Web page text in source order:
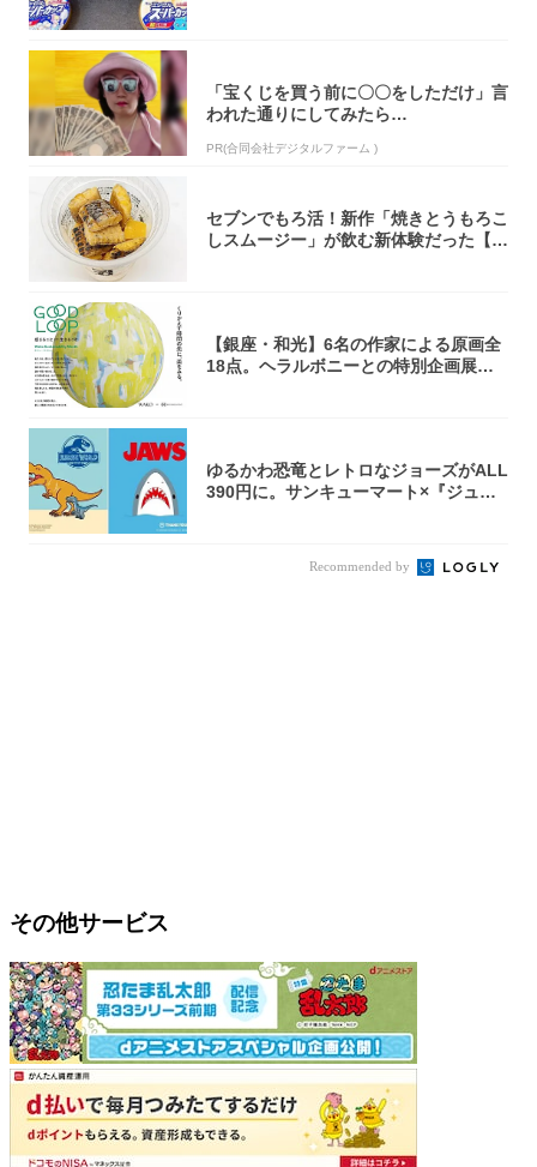
「宝くじを買う前に〇〇をしただけ」言
われた通りにしてみたら…
PR(合同会社デジタルファーム )
セブンでもろ活！新作「焼きとうもろこ
しスムージー」が飲む新体験だった【東
【銀座・和光】6名の作家による原画全
18点。ヘラルボニーとの特別企画展「G
ゆるかわ恐竜とレトロなジョーズがALL
390円に。サンキューマート×『ジュラ
Recommended by
その他サービス